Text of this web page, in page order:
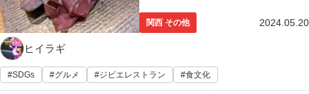
関西 その他 2024.05.20
ヒイラギ
SDGs グルメ ジビエレストラン 食文化